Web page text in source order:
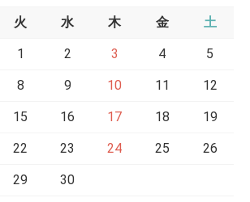
火 水 木 金 土
1 2 3 4 5
8 9 10 11 12
15 16 17 18 19
22 23 24 25 26
29 30